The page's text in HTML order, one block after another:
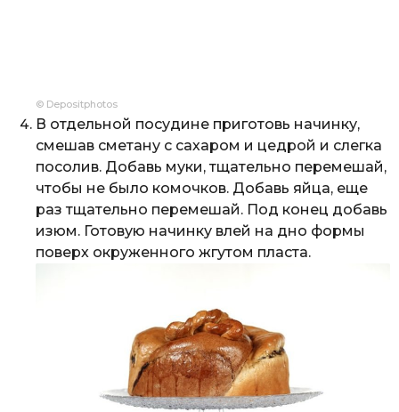
© Depositphotos
В отдельной посудине приготовь начинку,
смешав сметану с сахаром и цедрой и слегка
посолив. Добавь муки, тщательно перемешай,
чтобы не было комочков. Добавь яйца, еще
раз тщательно перемешай. Под конец добавь
изюм. Готовую начинку влей на дно формы
поверх окруженного жгутом пласта.